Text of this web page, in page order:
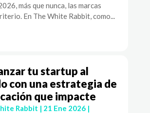
más que nunca, las marcas
En The White Rabbit, como...
tu startup al
con una estrategia de
que impacte
Rabbit | 21 Ene 2026|